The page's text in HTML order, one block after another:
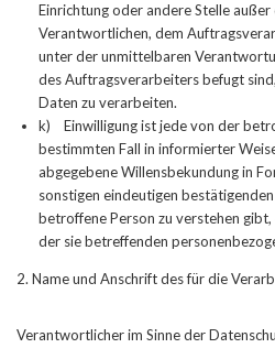
Einrichtung oder andere Stelle
Verantwortlichen, dem
unter der unmittelbaren
des Auftragsverarbeiters befugt
Daten zu verarbeiten.
k) Einwilligung ist jede von der
bestimmten Fall in informierter
abgegebene Willensbekundung in
sonstigen eindeutigen
betroffene Person zu verstehen
der sie betreffenden
2. Name und Anschrift des für die
Verantwortlicher im Sinne der